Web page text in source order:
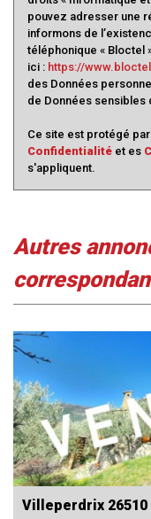
pouvez adresser une
informons de
téléphonique « Bloctel
ici : https://
des Données
de Données sensibles
Ce site est protégé
Confidentialité et es
s'appliquent.
autres annonces immobilières
Villeperdrix 26510